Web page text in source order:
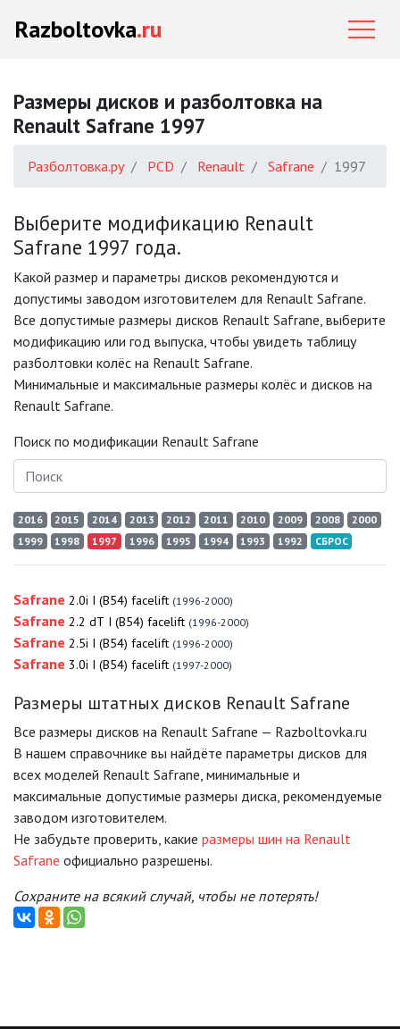
Razboltovka.ru
Размеры дисков и разболтовка на
Renault Safrane 1997
Разболтовка.ру PCD Renault Safrane 1997
Выберите модификацию Renault
Safrane 1997 года.
Какой размер и параметры дисков рекомендуются и
допустимы заводом изготовителем для Renault Safrane.
Все допустимые размеры дисков Renault Safrane, выберите
модификацию или год выпуска, чтобы увидеть таблицу
разболтовки колёс на Renault Safrane.
Минимальные и максимальные размеры колёс и дисков на
Renault Safrane.
Поиск по модификации Renault Safrane
2016 2015 2014 2013 2012 2011 2010 2009 2008
2000
1999
1998 1997 1996 1995 1994 1993 1992 СБРОС
Safrane 2.0i I (B54) facelift (1996-2000)
Safrane 2.2 dT I (B54) facelift (1996-2000)
Safrane 2.5i I (B54) facelift (1996-2000)
Safrane 3.0i I (B54) facelift (1997-2000)
Размеры штатных дисков Renault Safrane
Все размеры дисков на Renault Safrane — Razboltovka.ru
В нашем справочнике вы найдёте параметры дисков для
всех моделей Renault Safrane, минимальные и
максимальные допустимые размеры диска, рекомендуемые
заводом изготовителем.
Не забудьте проверить, какие размеры шин на Renault
Safrane официально разрешены.
Сохраните на всякий случай, чтобы не потерять!